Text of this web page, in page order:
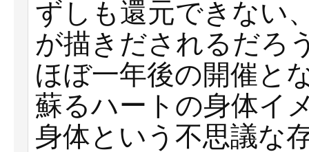
ずしも還元できない
が描きだされるだろ
ほぼ一年後の開催と
蘇るハートの身体イ
身体という不思議な